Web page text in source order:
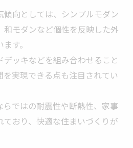
間取り実例一覧
平屋デザインの特徴
さを引き出す設計術
納テクニック比較
向としては、シンプルモダン
和モダンなど個性を反映した外
す。
ッキなどを組み合わせること
実現できる点も注目されてい
らではの耐震性や断熱性、家事
おり、快適な住まいづくりが